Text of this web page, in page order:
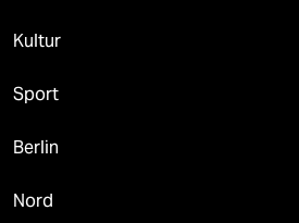
Kultur
Sport
Berlin
Nord